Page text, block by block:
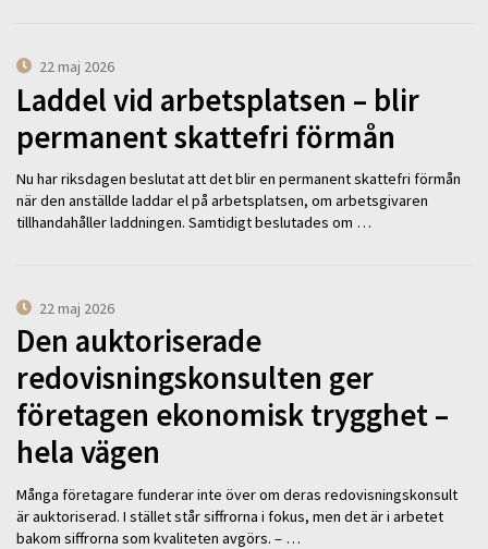
22 maj 2026
Laddel vid arbetsplatsen – blir
permanent skattefri förmån
Nu har riksdagen beslutat att det blir en permanent skattefri förmån
när den anställde laddar el på arbetsplatsen, om arbetsgivaren
tillhandahåller laddningen. Samtidigt beslutades om …
22 maj 2026
Den auktoriserade
redovisningskonsulten ger
företagen ekonomisk trygghet –
hela vägen
Många företagare funderar inte över om deras redovisningskonsult
är auktoriserad. I stället står siffrorna i fokus, men det är i arbetet
bakom siffrorna som kvaliteten avgörs. – …